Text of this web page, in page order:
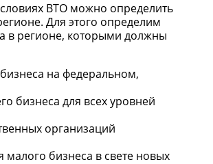
ВТО можно определить
Для этого определим
в регионе, которыми должны
на федеральном,
бизнеса для всех уровней
организаций
бизнеса в свете новых